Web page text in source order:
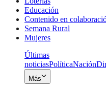
Educación
Contenido en
Semana Rural
Mujeres
Últimas
noticiasPolíticaNación
Más